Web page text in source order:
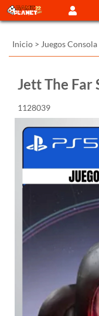
Inicio > Juegos Consola
Jett The Far
1128039